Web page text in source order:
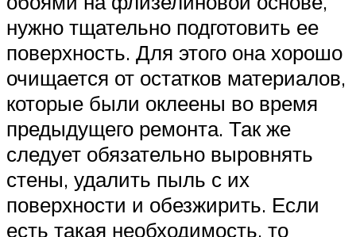
нужно тщательно подготовить ее
поверхность. Для этого она хорошо
очищается от остатков материалов,
которые были оклеены во время
предыдущего ремонта. Так же
следует обязательно выровнять
стены, удалить пыль с их
поверхности и обезжирить. Если
есть такая необходимость, то